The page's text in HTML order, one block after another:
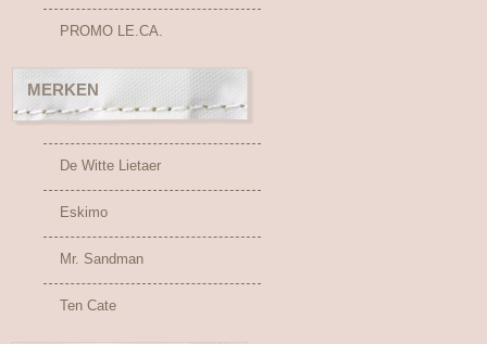
PROMO LE.CA.
MERKEN
De Witte Lietaer
Eskimo
Mr. Sandman
Ten Cate